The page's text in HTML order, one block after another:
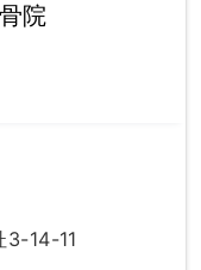
院
3-14-11